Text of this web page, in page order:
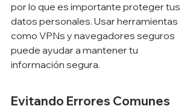
por lo que es importante proteger tus
datos personales. Usar herramientas
como VPNs y navegadores seguros
puede ayudar a mantener tu
información segura.
Evitando Errores Comunes